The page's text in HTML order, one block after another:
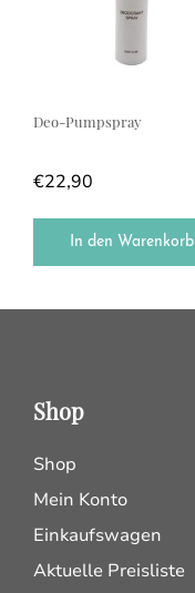
Deo-Pumpspray
€22,90
In den Warenkorb
Shop
Shop
Mein Konto
Einkaufswagen
Aktuelle Preisliste